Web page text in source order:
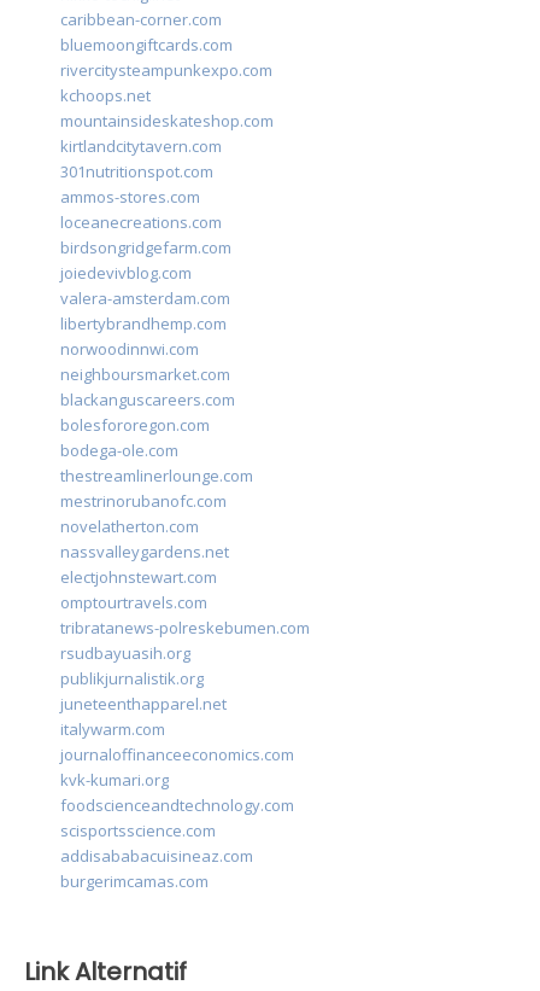
caribbean-corner.com
bluemoongiftcards.com
rivercitysteampunkexpo.com
kchoops.net
mountainsideskateshop.com
kirtlandcitytavern.com
301nutritionspot.com
ammos-stores.com
loceanecreations.com
birdsongridgefarm.com
joiedevivblog.com
valera-amsterdam.com
libertybrandhemp.com
norwoodinnwi.com
neighboursmarket.com
blackanguscareers.com
bolesfororegon.com
bodega-ole.com
thestreamlinerlounge.com
mestrinorubanofc.com
novelatherton.com
nassvalleygardens.net
electjohnstewart.com
omptourtravels.com
tribratanews-polreskebumen.com
rsudbayuasih.org
publikjurnalistik.org
juneteenthapparel.net
italywarm.com
journaloffinanceeconomics.com
kvk-kumari.org
foodscienceandtechnology.com
scisportsscience.com
addisababacuisineaz.com
burgerimcamas.com
Link Alternatif